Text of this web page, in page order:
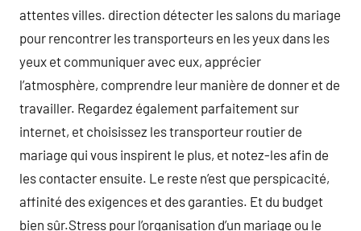
attentes villes. direction détecter les salons du mariage
pour rencontrer les transporteurs en les yeux dans les
yeux et communiquer avec eux, apprécier
l’atmosphère, comprendre leur manière de donner et de
travailler. Regardez également parfaitement sur
internet, et choisissez les transporteur routier de
mariage qui vous inspirent le plus, et notez-les afin de
les contacter ensuite. Le reste n’est que perspicacité,
affinité des exigences et des garanties. Et du budget
bien sûr.Stress pour l’organisation d’un mariage ou le